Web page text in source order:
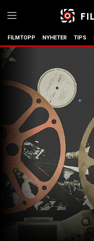
FILMTOPP NYHETER TIPS